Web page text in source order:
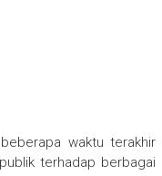
waktu terakhir
terhadap berbagai